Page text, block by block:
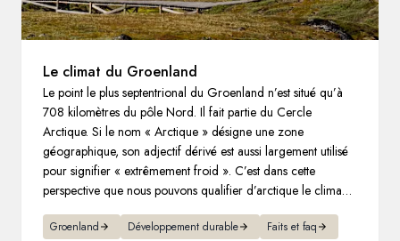
Le climat du Groenland
Le point le plus septentrional du Groenland n’est situé qu’à
708 kilomètres du pôle Nord. Il fait partie du Cercle
Arctique. Si le nom « Arctique » désigne une zone
géographique, son adjectif dérivé est aussi largement utilisé
pour signifier « extrêmement froid ». C’est dans cette
perspective que nous pouvons qualifier d’arctique le climat
du Groenland.
Groenland Développement durable Faits et faq